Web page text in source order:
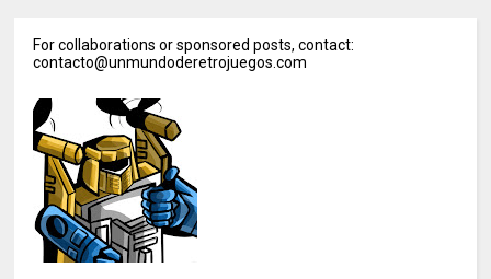
For collaborations or sponsored posts, contact:
contacto@unmundoderetrojuegos.com